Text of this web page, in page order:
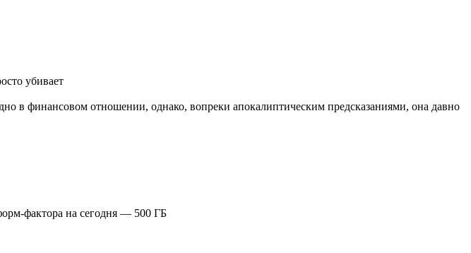
убивает
в финансовом отношении, однако, вопреки апокалиптическим предсказаниями, она давно
фактора на сегодня — 500 ГБ